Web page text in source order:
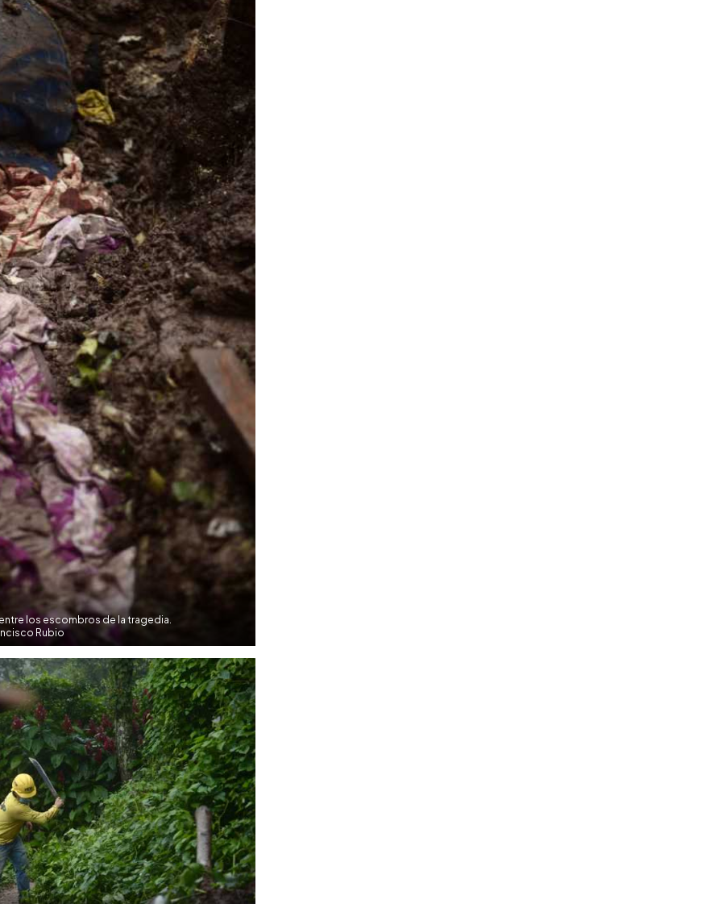
los escombros de la tragedia.
Rubio